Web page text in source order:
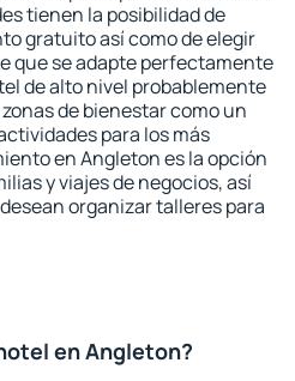
tienen la posibilidad de
gratuito así como de elegir
que se adapte perfectamente
de alto nivel probablemente
de bienestar como un
para los más
en Angleton es la opción
y viajes de negocios, así
organizar talleres para
en Angleton?